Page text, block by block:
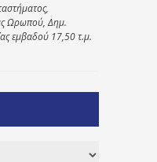
Ωρωπού, Δημ.
εμβαδού 17,50 τ.μ.